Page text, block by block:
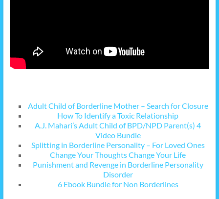
Adult Child of Borderline Mother – Search for Closure
How To Identify a Toxic Relationship
A.J. Mahari’s Adult Child of BPD/NPD Parent(s) 4
Video Bundle
Splitting in Borderline Personality – For Loved Ones
Change Your Thoughts Change Your Life
Punishment and Revenge in Borderline Personality
Disorder
6 Ebook Bundle for Non Borderlines